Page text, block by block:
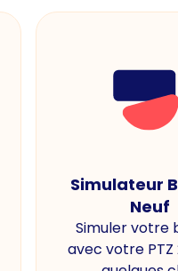
Simulateur
Neuf
Simuler votre
avec votre PTZ